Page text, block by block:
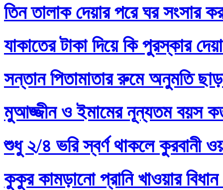
তিন তালাক দেয়ার পরে ঘর সংসার
যাকাতের টাকা দিয়ে কি পুরস্কার
সন্তান পিতামাতার রুমে অনুমতি
মুআজ্জীন ও ইমামের নূন্যতম বয়স
শুধু ২/৪ ভরি স্বর্ণ থাকলে কুরবানী
কুকুর কামড়ানো প্রানি খাওয়ার